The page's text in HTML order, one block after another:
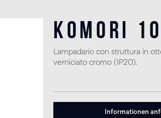
Komori 10
Lampadario con struttura in
verniciato cromo (IP20).
Informationen